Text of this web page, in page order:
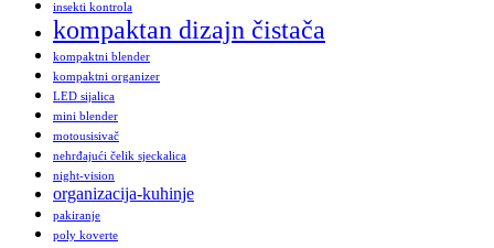
insekti kontrola
kompaktan dizajn čistača
kompaktni blender
kompaktni organizer
LED sijalica
mini blender
motousisivač
nehrđajući čelik sjeckalica
night-vision
organizacija-kuhinje
pakiranje
poly koverte